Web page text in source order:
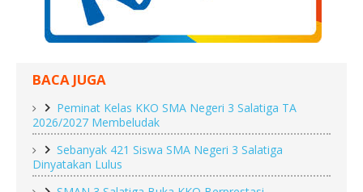
BACA JUGA
Peminat Kelas KKO SMA Negeri 3 Salatiga TA
2026/2027 Membeludak
Sebanyak 421 Siswa SMA Negeri 3 Salatiga
Dinyatakan Lulus